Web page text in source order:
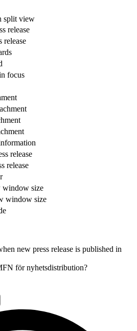
split view
release
release
focus
release
release
window size
window size
new press release is published in
för nyhetsdistribution?